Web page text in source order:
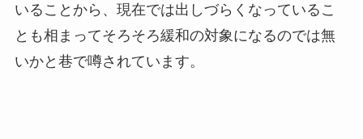
いることから、現在では出しづらくなっているこ
とも相まってそろそろ緩和の対象になるのでは無
いかと巷で噂されています。